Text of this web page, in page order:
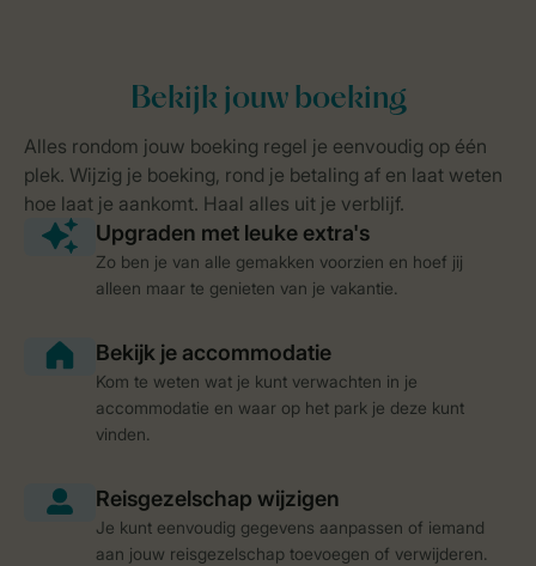
Zo ben je van alle gemakken voorzien en hoef jij
alleen maar te genieten van je vakantie.
Kom te weten wat je kunt verwachten in je
accommodatie en waar op het park je deze kunt
vinden.
Je kunt eenvoudig gegevens aanpassen of iemand
aan jouw reisgezelschap toevoegen of verwijderen.